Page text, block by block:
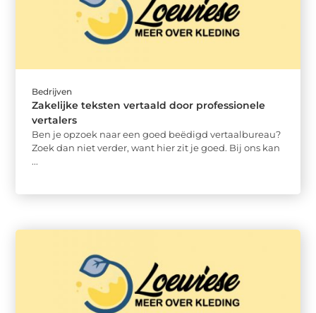
Bedrijven
Zakelijke teksten vertaald door professionele
vertalers
Ben je opzoek naar een goed beëdigd vertaalbureau?
Zoek dan niet verder, want hier zit je goed. Bij ons kan
...